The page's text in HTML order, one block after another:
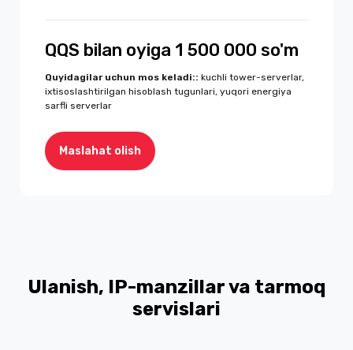
QQS bilan oyiga 1 500 000 so'm
Quyidagilar uchun mos keladi:: kuchli tower-serverlar,
ixtisoslashtirilgan hisoblash tugunlari, yuqori energiya
sarfli serverlar
Maslahat olish
Ulanish, IP-manzillar va tarmoq
servislari